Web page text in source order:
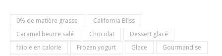
0% de matière grasse
California Bliss
Caramel beurre salé
Chocolat
Dessert glacé
faible en calorie
Frozen yogurt Glace
Gourmandise